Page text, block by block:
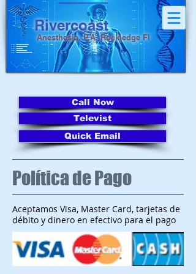
Rivercoast
Anesthesia, P.A.Rockledge Fl
Call Now
Televist
Quick Email
Política de Pago
Aceptamos Visa, Master Card, tarjetas de
débito y dinero en efectivo para el pago